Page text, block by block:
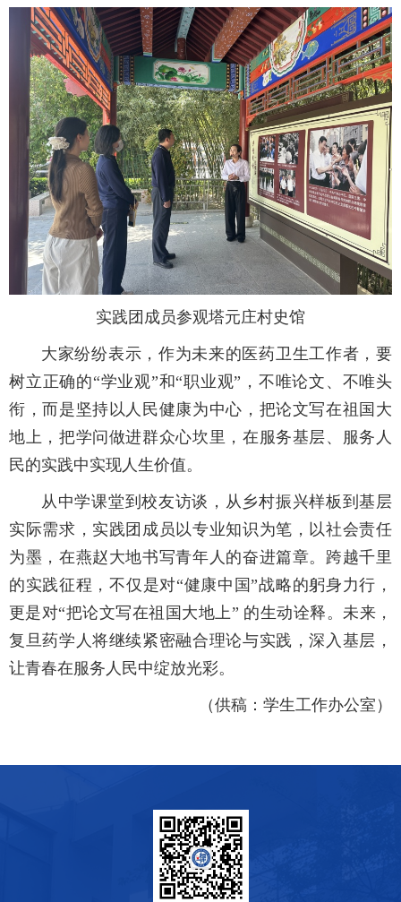
实践团成员参观塔元庄村史馆
大家纷纷表示，作为未来的医药卫生工作者，要
树立正确的“学业观”和“职业观”，不唯论文、不唯头
衔，而是坚持以人民健康为中心，把论文写在祖国大
地上，把学问做进群众心坎里，在服务基层、服务人
民的实践中实现人生价值。
从中学课堂到校友访谈，从乡村振兴样板到基层
实际需求，实践团成员以专业知识为笔，以社会责任
为墨，在燕赵大地书写青年人的奋进篇章。跨越千里
的实践征程，不仅是对“健康中国”战略的躬身力行，
更是对“把论文写在祖国大地上” 的生动诠释。未来，
复旦药学人将继续紧密融合理论与实践，深入基层，
让青春在服务人民中绽放光彩。
（供稿：学生工作办公室）